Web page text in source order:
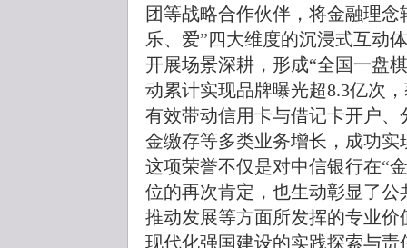
团等战略合作伙伴，将金融理
乐、爱”四大维度的沉浸式互动
开展场景深耕，形成“全国一盘
动累计实现品牌曝光超8.3亿次
有效带动信用卡与借记卡开户
金缴存等多类业务增长，成功
这项荣誉不仅是对中信银行在“
位的再次肯定，也生动彰显了
推动发展等方面所发挥的专业
现代化强国建设的实践探索与责